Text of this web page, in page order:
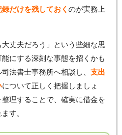
だけを残しておく のが実務上
大丈夫だろう」という些細な思
にする深刻な事態を招くかも
法書士事務所へ相談し、 支出
について正しく把握しましょ
理することで、確実に借金を
す。